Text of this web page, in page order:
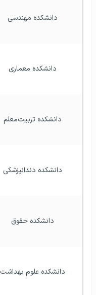
دانشکده مهندسی
دانشکده معماری
دانشکده تربیت‌معلم
دانشکده دندانپزشکی
دانشکده حقوق
دانشکده علوم بهداشت